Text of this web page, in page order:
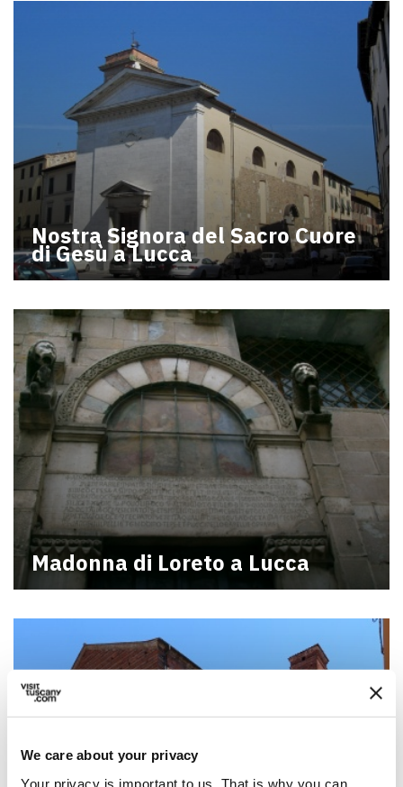
We care about your privacy
Your privacy is important to us. That is why you can
Nostra Signora del Sacro Cuore
di Gesù a Lucca
Madonna di Loreto a Lucca